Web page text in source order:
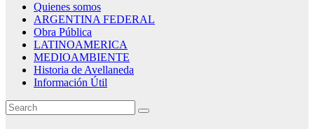
Quienes somos
ARGENTINA FEDERAL
Obra Pública
LATINOAMERICA
MEDIOAMBIENTE
Historia de Avellaneda
Información Útil